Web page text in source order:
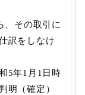
、その取引に
訳をしなけ
5年1月1日時
明（確定）